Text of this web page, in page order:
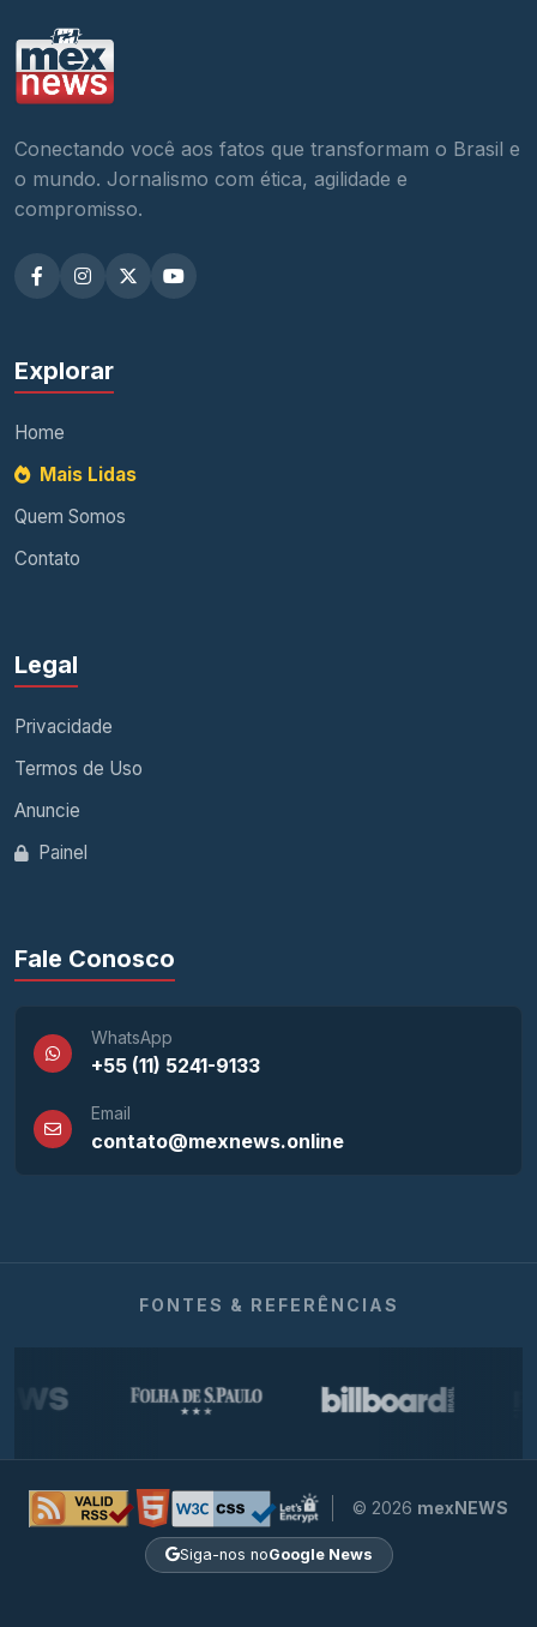
Conectando você aos fatos que transformam o Brasil e
o mundo. Jornalismo com ética, agilidade e
compromisso.
Explorar
Home
Mais Lidas
Quem Somos
Contato
Legal
Privacidade
Termos de Uso
Anuncie
Painel
Fale Conosco
WhatsApp
+55 (11) 5241-9133
Email
contato@mexnews.online
FONTES & REFERÊNCIAS
© 2026 mexNEWS
Siga-nos noGoogle News